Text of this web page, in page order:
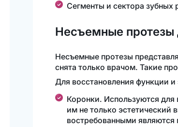
Сегменты и сектора зубных
Несъемные протезы
Несъемные протезы
снята только врачом. Такие
Для восстановления функции
Коронки. Используются для
им не только эстетический
востребованными